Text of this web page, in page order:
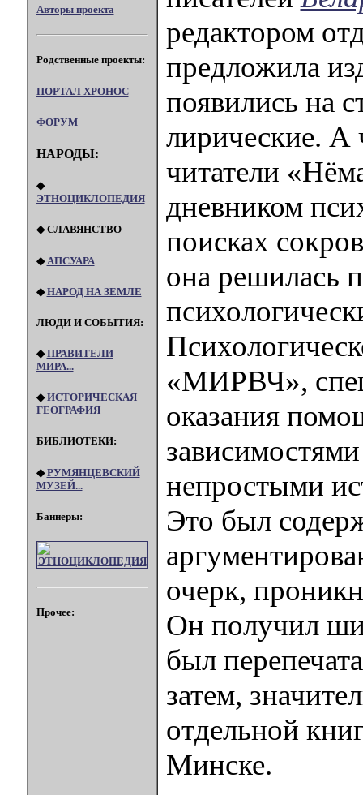
Авторы проекта
Родственные проекты:
ПОРТАЛ XPOHOC
ФОРУМ
НАРОДЫ:
◆
ЭТНОЦИКЛОПЕДИЯ
◆ СЛАВЯНСТВО
◆ АПСУАРА
◆НАРОД НА ЗЕМЛЕ
ЛЮДИ И СОБЫТИЯ:
◆ПРАВИТЕЛИ
МИРА...
◆ИСТОРИЧЕСКАЯ
ГЕОГРАФИЯ
БИБЛИОТЕКИ:
◆РУМЯНЦЕВСКИЙ
МУЗЕЙ...
Баннеры:
Прочее:
редактором
предложила
появились на
лирические. А
читатели
дневником
поисках
она решилась
«МИРВЧ»,
оказания
непростыми
Это был
очерк,
Он получил
был
затем,
отдельной
Минске.